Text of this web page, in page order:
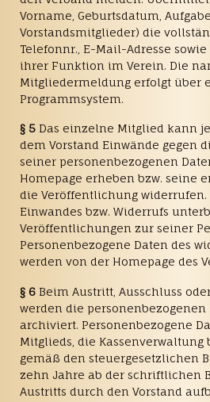
Vorname, Geburtsdatum,
Vorstandsmitglieder) die
Telefonnr., E-Mail-Adresse
ihrer Funktion im Verein. Die
Mitgliedermeldung erfolgt über
Programmsystem.
§ 5 Das einzelne Mitglied kann
dem Vorstand Einwände gegen
seiner personenbezogenen
Homepage erheben bzw. seine
die Veröffentlichung
Einwandes bzw. Widerrufs
Veröffentlichungen zur seiner
Personenbezogene Daten des
werden von der Homepage des
§ 6 Beim Austritt, Ausschluss
werden die personenbezogenen
archiviert. Personenbezogene
Mitglieds, die Kassenverwaltung
gemäß den steuergesetzlichen
zehn Jahre ab der schriftlichen
Austritts durch den Vorstand